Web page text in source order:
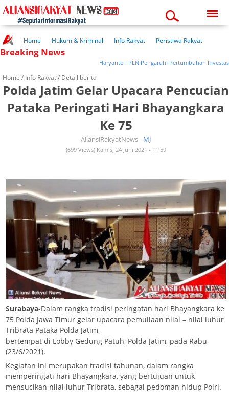
11:55:49 am
Home Hukum & Kriminal Info Rakyat
Peristiwa Rakyat
Kuliner Rakyat
Wisata Rakyat
Breaking News
Haryanto : PLN Pengaruhi Pertumbuhan Investasi di
Home / Info Rakyat/ Detail berita
Polda Jatim Gelar Upacara Pencucian
Pataka Peringati Hari Bhayangkara
Ke 75
AliansiRakyatNews - MJ
(699 Views) Kamis, 24 Juni 2021 - 11:59
Surabaya-Dalam rangka tradisi peringatan hari Bhayangkara ke
75 Polda Jawa Timur gelar upacara pemuliaan nilai – nilai luhur
Tribrata Pataka Polda Jatim,
bertempat di Lobby Gedung Patuh, Polda Jatim, pada Rabu
(23/6/2021).
Kegiatan ini merupakan tradisi tahunan, dalam rangka
memperingati hari Bhayangkara, yang bertujuan untuk
mensucikan nilai luhur Tribrata, sebagai pedoman hidup Polri.